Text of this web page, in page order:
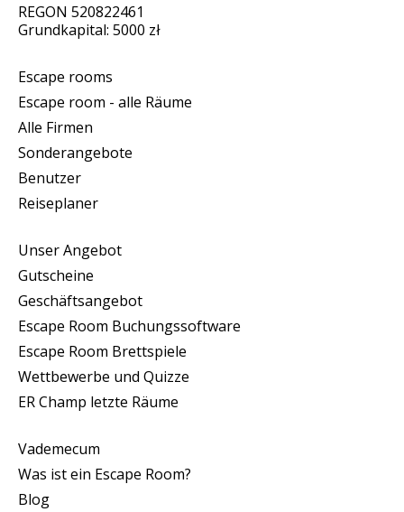
REGON 520822461
Grundkapital: 5000 zł
Escape rooms
Escape room - alle Räume
Alle Firmen
Sonderangebote
Benutzer
Reiseplaner
Unser Angebot
Gutscheine
Geschäftsangebot
Escape Room Buchungssoftware
Escape Room Brettspiele
Wettbewerbe und Quizze
ER Champ letzte Räume
Vademecum
Was ist ein Escape Room?
Blog